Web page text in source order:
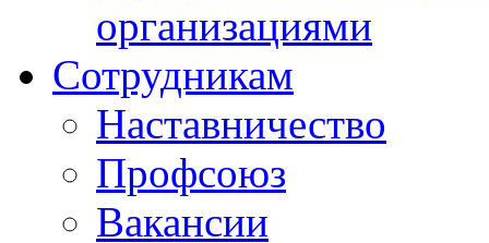
организациями
Сотрудникам
Наставничество
Профсоюз
Вакансии